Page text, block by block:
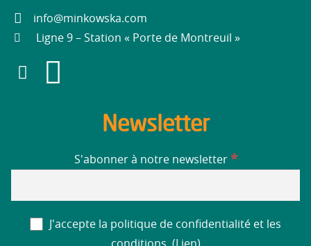
info@minkowska.com
Ligne 9 – Station « Porte de Montreuil »
Newsletter
S'abonner à notre newsletter *
J'accepte la politique de confidentialité et les
conditions. ( Lien)